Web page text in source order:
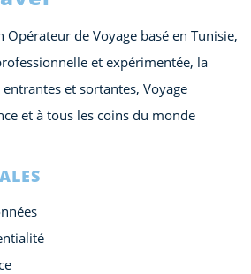
Opérateur de Voyage basé en Tunisie,
et expérimentée, la
et sortantes, Voyage
et à tous les coins du monde